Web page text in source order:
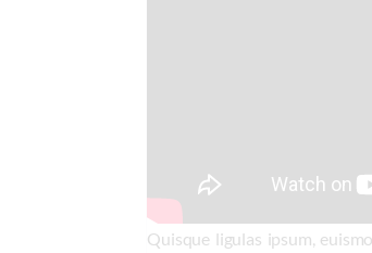
Quisque ligulas ipsum,